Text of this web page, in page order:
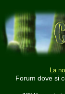
La
Forum dove si